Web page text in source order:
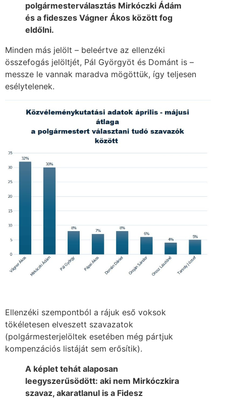
polgármesterválasztás Mirkóczki Ádám
és a fideszes Vágner Ákos között fog
eldőlni.
Minden más jelölt – beleértve az ellenzéki
összefogás jelöltjét, Pál Györgyöt és Dománt is –
messze le vannak maradva mögöttük, így teljesen
esélytelenek.
Ellenzéki szempontból a rájuk eső voksok
tökéletesen elveszett szavazatok
(polgármesterjelöltek esetében még pártjuk
kompenzációs listáját sem erősítik).
A képlet tehát alaposan
leegyszerűsödött: aki nem Mirkóczkira
szavaz, akaratlanul is a Fidesz